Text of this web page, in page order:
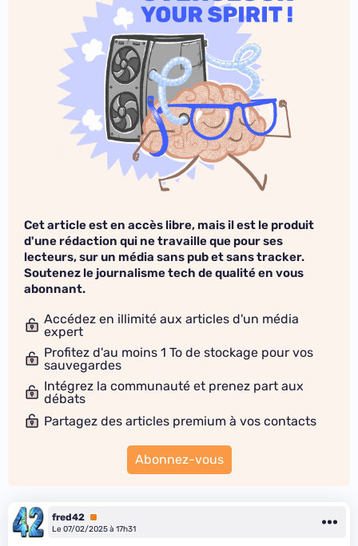
Cet article est en accès libre, mais il est le produit
d'une rédaction qui ne travaille que pour ses
lecteurs, sur un média sans pub et sans tracker.
Soutenez le journalisme tech de qualité en vous
abonnant.
Accédez en illimité aux articles d'un média
expert
Profitez d'au moins 1 To de stockage pour vos
sauvegardes
Intégrez la communauté et prenez part aux
débats
Partagez des articles premium à vos contacts
Abonnez-vous
fred42 Premium
Le 07/02/2025 à 17h31